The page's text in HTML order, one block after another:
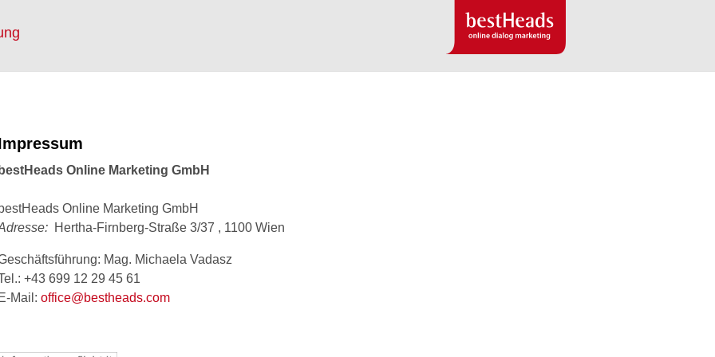
Online Marketing GmbH
Online Marketing GmbH
Hertha-Firnberg-Straße 3/37 , 1100 Wien
Mag. Michaela Vadasz
+43 699 12 29 45 61
Mail: office@bestheads.com